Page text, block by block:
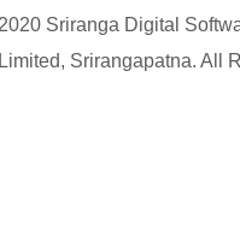
Sriranga Digital
Srirangapatna. All